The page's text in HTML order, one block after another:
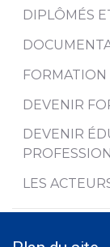
DIPLÔMÉS
DEVENIR
DEVENIR
LES